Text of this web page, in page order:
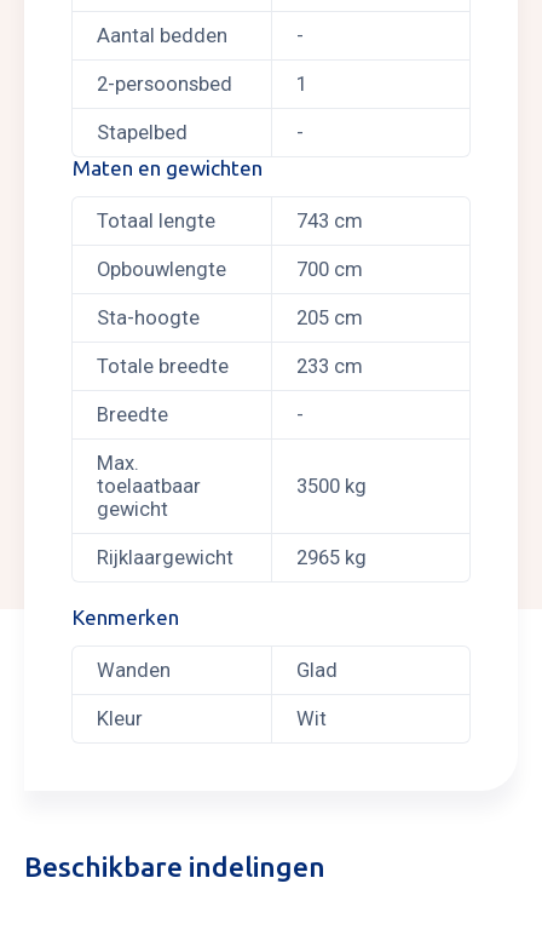
Aantal bedden -
2-persoonsbed 1
Stapelbed
-
Maten en gewichten
Totaal lengte 743 cm
Opbouwlengte 700 cm
Sta-hoogte 205 cm
Totale breedte 233 cm
Breedte -
Max.
toelaatbaar
gewicht
3500 kg
Rijklaargewicht 2965 kg
Kenmerken
Wanden Glad
Kleur Wit
Beschikbare indelingen